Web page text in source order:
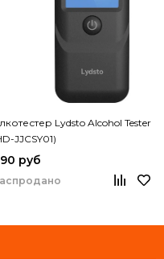
Lydsto Alcohol Tester
JJCSY01)
руб